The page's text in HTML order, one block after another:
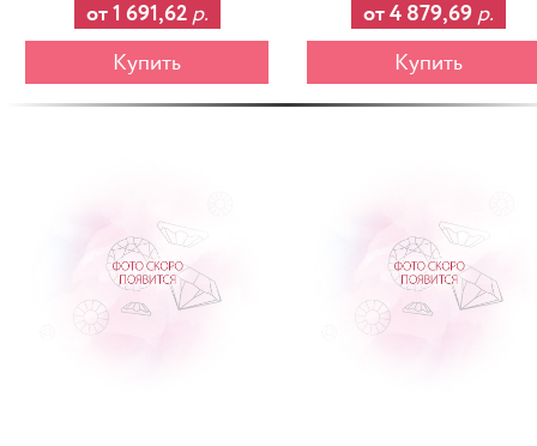
от 1 691,62 р.
Купить
от 4 879,69 р.
Купить